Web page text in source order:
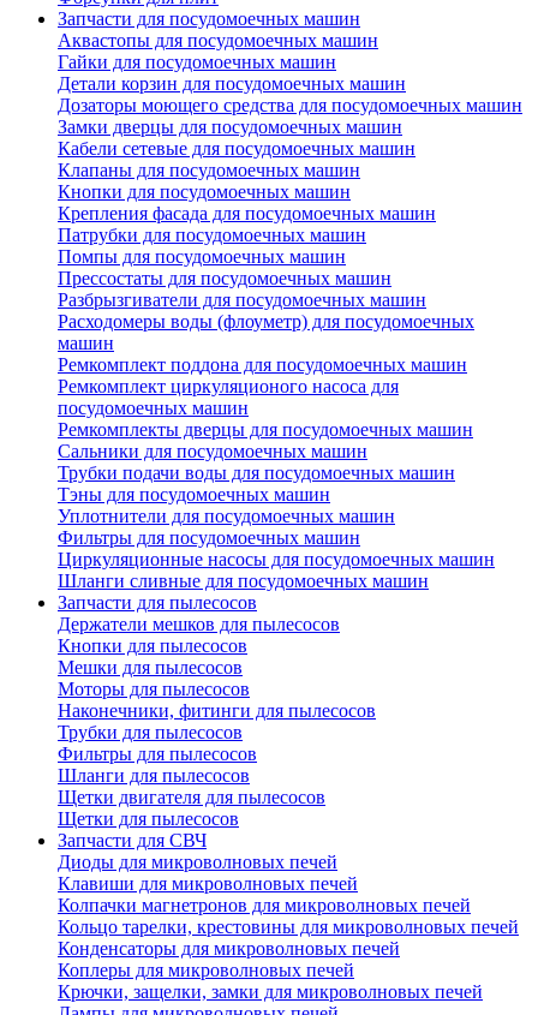
Запчасти для посудомоечных машин
Аквастопы для посудомоечных машин
Гайки для посудомоечных машин
Детали корзин для посудомоечных машин
Дозаторы моющего средства для посудомоечных машин
Замки дверцы для посудомоечных машин
Кабели сетевые для посудомоечных машин
Клапаны для посудомоечных машин
Кнопки для посудомоечных машин
Крепления фасада для посудомоечных машин
Патрубки для посудомоечных машин
Помпы для посудомоечных машин
Прессостаты для посудомоечных машин
Разбрызгиватели для посудомоечных машин
Расходомеры воды (флоуметр) для посудомоечных
машин
Ремкомплект поддона для посудомоечных машин
Ремкомплект циркуляционого насоса для
посудомоечных машин
Ремкомплекты дверцы для посудомоечных машин
Сальники для посудомоечных машин
Трубки подачи воды для посудомоечных машин
Тэны для посудомоечных машин
Уплотнители для посудомоечных машин
Фильтры для посудомоечных машин
Циркуляционные насосы для посудомоечных машин
Шланги сливные для посудомоечных машин
Запчасти для пылесосов
Держатели мешков для пылесосов
Кнопки для пылесосов
Мешки для пылесосов
Моторы для пылесосов
Наконечники, фитинги для пылесосов
Трубки для пылесосов
Фильтры для пылесосов
Шланги для пылесосов
Щетки двигателя для пылесосов
Щетки для пылесосов
Запчасти для СВЧ
Диоды для микроволновых печей
Клавиши для микроволновых печей
Колпачки магнетронов для микроволновых печей
Кольцо тарелки, крестовины для микроволновых печей
Конденсаторы для микроволновых печей
Коплеры для микроволновых печей
Крючки, защелки, замки для микроволновых печей